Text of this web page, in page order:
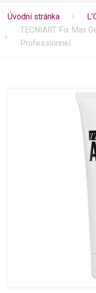
Úvodní stránka
TECNIART Fix Max
Professionnel